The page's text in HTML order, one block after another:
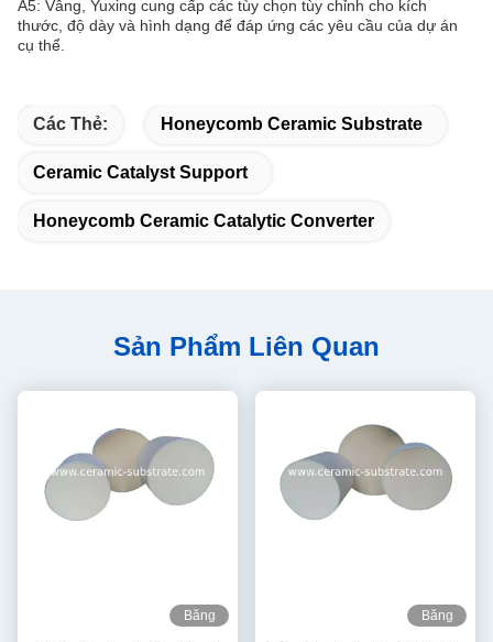
A5: Vâng, Yuxing cung cấp các tùy chọn tùy chỉnh cho kích
thước, độ dày và hình dạng để đáp ứng các yêu cầu của dự án
cụ thể.
Các Thẻ: Honeycomb Ceramic Substrate
Ceramic Catalyst Support
Honeycomb Ceramic Catalytic Converter
Sản Phẩm Liên Quan
Băng
Băng